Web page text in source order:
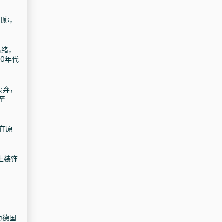
，
，
年代
，
原
装饰
德国